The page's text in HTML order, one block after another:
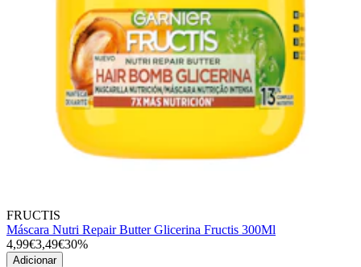
FRUCTIS
Máscara Nutri Repair Butter Glicerina Fructis 300Ml
4,99€3,49€30%
Adicionar